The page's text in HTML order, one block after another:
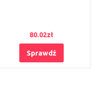
80.02zł
Sprawdź